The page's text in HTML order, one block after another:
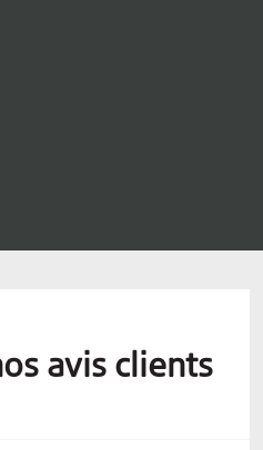
avis clients